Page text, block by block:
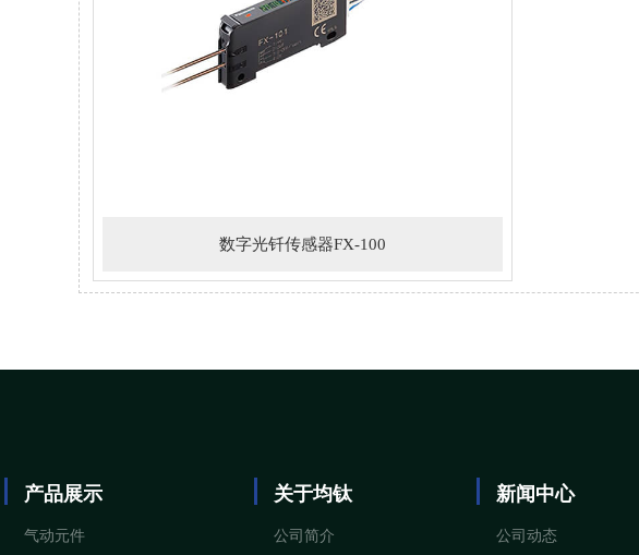
数字光钎传感器FX-100
产品展示
气动元件
关于均钛
公司简介
新闻中心
公司动态